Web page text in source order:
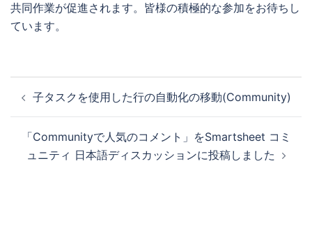
共同作業が促進されます。皆様の積極的な参加をお待ちし
ています。
稿 子タスクを使用した行の自動化の移動(Community)
「Communityで人気のコメント」をSmartsheet コミ
ュニティ 日本語ディスカッションに投稿しました